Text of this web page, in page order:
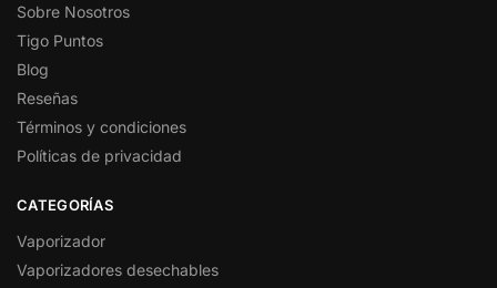
Sobre Nosotros
Tigo Puntos
Blog
Reseñas
Términos y condiciones
Políticas de privacidad
CATEGORÍAS
Vaporizador
Vaporizadores desechables